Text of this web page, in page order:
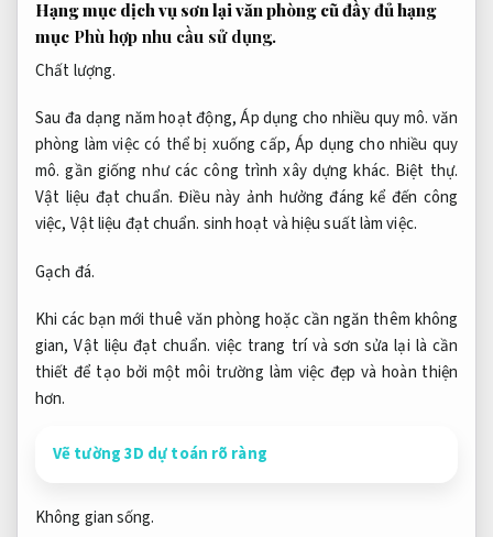
Hạng mục dịch vụ sơn lại văn phòng cũ đầy đủ hạng
mục Phù hợp nhu cầu sử dụng.
Chất lượng.
Sau đa dạng năm hoạt động,Áp dụng cho nhiều quy mô. văn
phòng làm việc có thể bị xuống cấp,Áp dụng cho nhiều quy
mô. gần giống như các công trình xây dựng khác. Biệt thự.
Vật liệu đạt chuẩn. Điều này ảnh hưởng đáng kể đến công
việc, Vật liệu đạt chuẩn. sinh hoạt và hiệu suất làm việc.
Gạch đá.
Khi các bạn mới thuê văn phòng hoặc cần ngăn thêm không
gian,Vật liệu đạt chuẩn. việc trang trí và sơn sửa lại là cần
thiết để tạo bởi một môi trường làm việc đẹp và hoàn thiện
hơn.
Vẽ tường 3D dự toán rõ ràng
Không gian sống.